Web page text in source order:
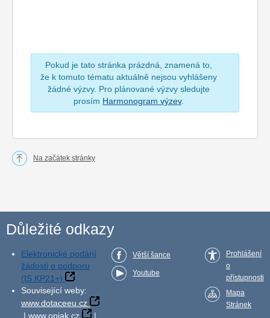
Pokud je tato stránka prázdná, znamená to,
že k tomuto tématu aktuálně nejsou vyhlášeny
žádné výzvy. Pro plánované výzvy sledujte
prosím Harmonogram výzev.
Na začátek stránky
Důležité odkazy
Elektronické podání
žádosti o podporu
(IS KP21+)
Související weby:
www.dotaceeu.cz
| www.opjak.cz |
Větší šance
Youtube
Prohlášení
o
přístupnosti
Mapa
Stránek